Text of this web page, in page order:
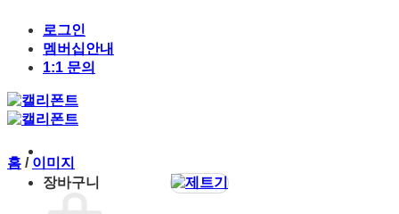
content
로그인
멤버십안내
1:1 문의
장바구니
홈 / 이미지